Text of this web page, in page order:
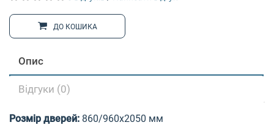
ДО КОШИКА
Опис
Відгуки (0)
Розмір дверей: 860/960х2050 мм